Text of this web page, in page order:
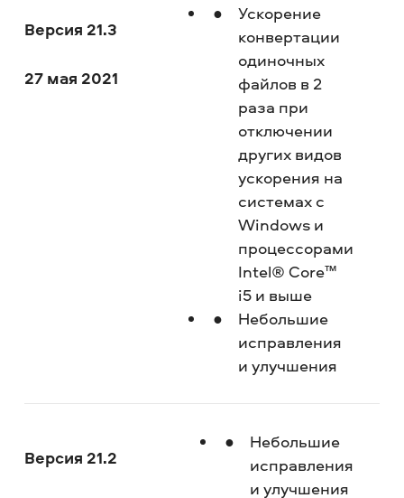
Версия 21.3
27 мая 2021
Ускорение
конвертации
одиночных
файлов в 2
раза при
отключении
других видов
ускорения на
системах с
Windows и
процессорами
Intel® Core™
i5 и выше
Небольшие
исправления
и улучшения
Версия 21.2
Небольшие
исправления
и улучшения